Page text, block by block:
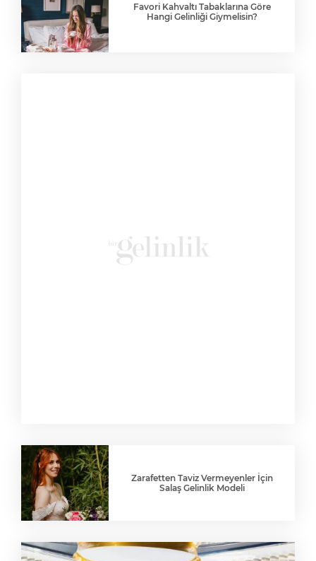
Favori Kahvaltı Tabaklarına Göre
Hangi Gelinliği Giymelisin?
Zarafetten Taviz Vermeyenler İçin
Salaş Gelinlik Modeli